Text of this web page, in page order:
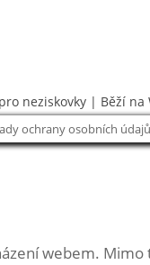
neziskovky | Běží na
ochrany osobních
webem.